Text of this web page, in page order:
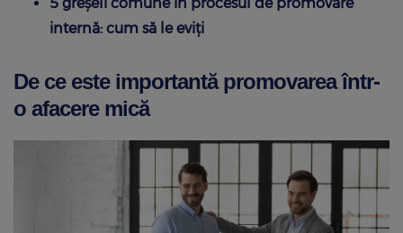
5 greșeli comune în procesul de promovare
internă: cum să le eviți
De ce este importantă promovarea într-
o afacere mică